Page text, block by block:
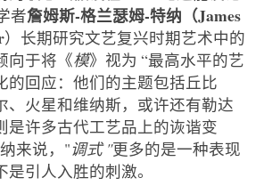
者詹姆斯-格兰瑟姆-特纳（James
）长期研究文艺复兴时期艺术中的
向于将《模》视为 “最高水平的艺
的回应：他们的主题包括丘比
、火星和维纳斯，或许还有勒达
是许多古代工艺品上的诙谐变
来说，"调式 "更多的是一种表现
引人入胜的刺激。